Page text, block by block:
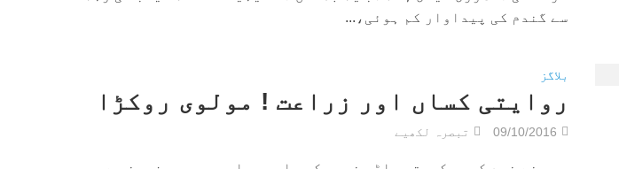
سے گندم کی پیداوار کم ہوئی،...
بلاگز
روایتی کساں اور زراعت ! مولوی روکڑا
09/10/2016 تبصرہ لکھیے